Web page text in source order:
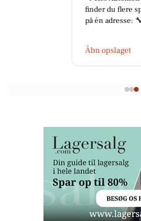
finder du flere
på én adresse: 🔧
Åbn opslaget